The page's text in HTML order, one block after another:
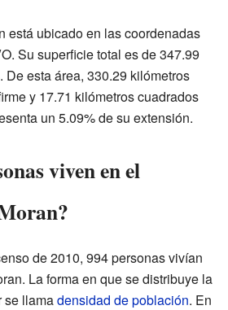
está ubicado en las coordenadas
Su superficie total es de 347.99
De esta área, 330.29 kilómetros
y 17.71 kilómetros cuadrados
un 5.09% de su extensión.
viven en el
de 2010, 994 personas vivían
La forma en que se distribuye la
se llamadensidad de población. En